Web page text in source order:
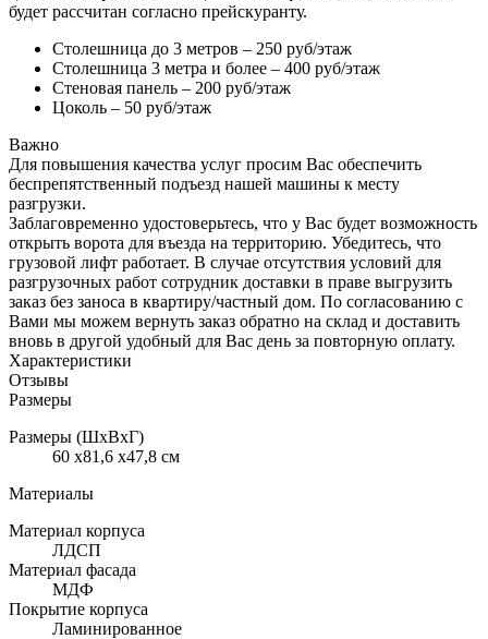
будет рассчитан согласно прейскуранту.
Столешница до 3 метров – 250 руб/этаж
Столешница 3 метра и более – 400 руб/этаж
Стеновая панель – 200 руб/этаж
Цоколь – 50 руб/этаж
Важно
Для повышения качества услуг просим Вас обеспечить
беспрепятственный подъезд нашей машины к месту
разгрузки.
Заблаговременно удостоверьтесь, что у Вас будет возможность
открыть ворота для въезда на территорию. Убедитесь, что
грузовой лифт работает. В случае отсутствия условий для
разгрузочных работ сотрудник доставки в праве выгрузить
заказ без заноса в квартиру/частный дом. По согласованию с
Вами мы можем вернуть заказ обратно на склад и доставить
вновь в другой удобный для Вас день за повторную оплату.
Характеристики
Отзывы
Размеры
Размеры (ШхВхГ)
60 x81,6 x47,8 см
Материалы
Материал корпуса
ЛДСП
Материал фасада
МДФ
Покрытие корпуса
Ламинированное